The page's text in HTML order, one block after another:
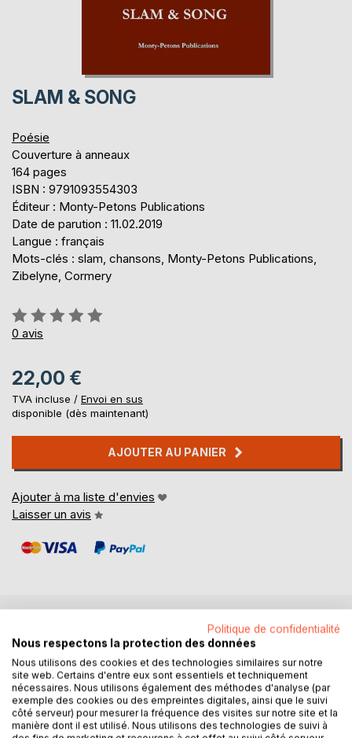
SLAM & SONG
Poésie
Couverture à anneaux
164 pages
ISBN : 9791093554303
Éditeur : Monty-Petons Publications
Date de parution : 11.02.2019
Langue : français
Mots-clés : slam, chansons, Monty-Petons Publications,
Zibelyne, Cormery
Évaluation:
0%
0 avis
22,00 €
TVA incluse / Envoi en sus
disponible (dès maintenant)
AJOUTER AU PANIER
Ajouter à ma liste d'envies
Laisser un avis
DESCRIPTION
Ce livre présente en toute irrévérence un éventail
éclectique de 107 slams ou chansons, dont bon nombre
ont été slamés ou chantés sur scène.
Politique de confidentialité
Nous respectons la protection des données
Nous utilisons des cookies et des technologies similaires sur notre
site web. Certains d'entre eux sont essentiels et techniquement
nécessaires. Nous utilisons également des méthodes d'analyse (par
exemple des cookies ou des empreintes digitales, ainsi que le suivi
côté serveur) pour mesurer la fréquence des visites sur notre site et la
manière dont il est utilisé. Nous utilisons des technologies de suivi à